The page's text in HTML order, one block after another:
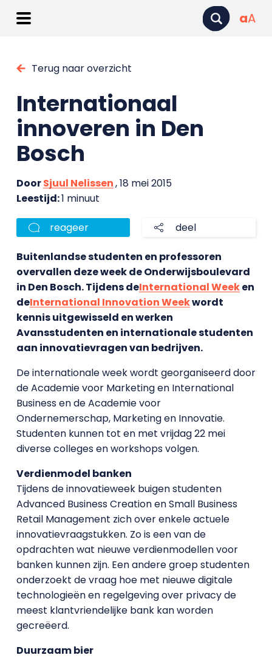
aA
Terug naar overzicht
Internationaal
innoveren in Den
Bosch
DoorSjuul Nelissen, 18 mei 2015
Leestijd:1 minuut
reageer deel
Buitenlandse studenten en professoren
overvallen deze week de Onderwijsboulevard
in Den Bosch. Tijdens deInternational Weeken
deInternational Innovation Weekwordt
kennis uitgewisseld en werken
Avansstudenten en internationale studenten
aan innovatievragen van bedrijven.
De internationale week wordt georganiseerd door
de Academie voor Marketing en International
Business en de Academie voor
Ondernemerschap, Marketing en Innovatie.
Studenten kunnen tot en met vrijdag 22 mei
diverse colleges en workshops volgen.
Verdienmodel banken
Tijdens de innovatieweek buigen studenten
Advanced Business Creation en Small Business
Retail Management zich over enkele actuele
innovatievraagstukken. Zo is een van de
opdrachten wat nieuwe verdienmodellen voor
banken kunnen zijn. Een andere groep studenten
onderzoekt de vraag hoe met nieuwe digitale
technologieën en regelgeving over privacy de
meest klantvriendelijke bank kan worden
gecreëerd.
Duurzaam bier